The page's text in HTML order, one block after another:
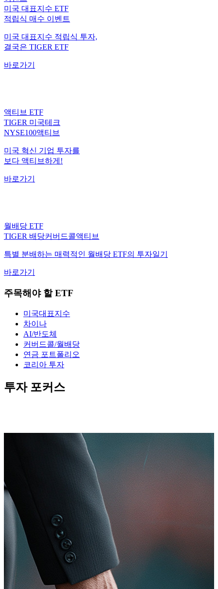
미국 대표지수 ETF
적립식 매수 이벤트
미국 대표지수 적립식 투자,
결국은 TIGER ETF
바로가기
액티브 ETF
TIGER 미국테크
NYSE100액티브
미국 혁신 기업 투자를
보다 액티브하게!
바로가기
월배당 ETF
TIGER 배당커버드콜액티브
특별 분배하는 매력적인 월배당 ETF의 투자일기
바로가기
주목해야 할 ETF
미국대표지수
차이나
AI/반도체
커버드콜/월배당
연금 포트폴리오
코리아 투자
투자 포커스